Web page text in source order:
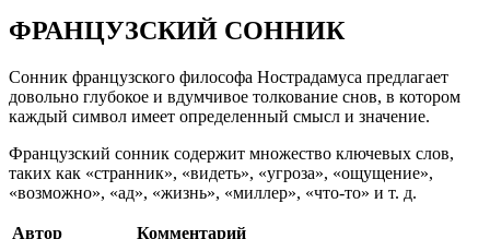
ФРАНЦУЗСКИЙ СОННИК
Сонник французского философа Нострадамуса предлагает
довольно глубокое и вдумчивое толкование снов, в котором
каждый символ имеет определенный смысл и значение.
Французский сонник содержит множество ключевых слов,
таких как «странник», «видеть», «угроза», «ощущение»,
«возможно», «ад», «жизнь», «миллер», «что-то» и т. д.
Автор Комментарий